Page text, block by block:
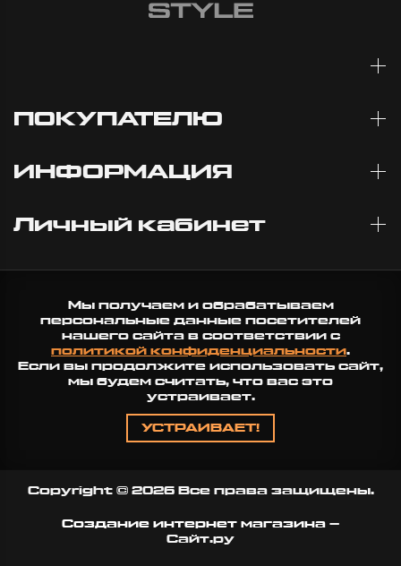
ПОКУПАТЕЛЮ
ИНФОРМАЦИЯ
Личный кабинет
Мы получаем и обрабатываем
персональные данные посетителей
нашего сайта в соответствии с
политикой конфиденциальности.
Если вы продолжите использовать сайт,
мы будем считать, что вас это
устраивает.
УСТРАИВАЕТ!
Copyright © 2026 Все права защищены.
Создание интернет магазина –
Сайт.ру